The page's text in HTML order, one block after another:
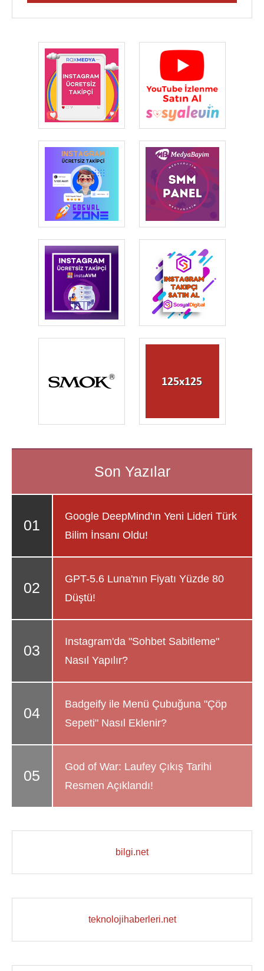
Google DeepMind'ın Yeni Lideri Türk
Bilim İnsanı Oldu!
GPT-5.6 Luna'nın Fiyatı Yüzde 80
Düştü!
Instagram'da "Sohbet Sabitleme"
Nasıl Yapılır?
Badgeify ile Menü Çubuğuna "Çöp
Sepeti" Nasıl Eklenir?
God of War: Laufey Çıkış Tarihi
Resmen Açıklandı!
bilgi.net
teknolojihaberleri.net